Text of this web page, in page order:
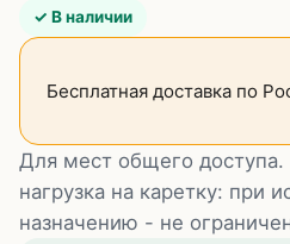
✓ В наличии
Бесплатная доставка по
Для мест общего
нагрузка на каретку: при
назначению - не